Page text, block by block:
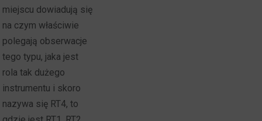
miejscu dowiadują się
na czym właściwie
polegają obserwacje
tego typu, jaka jest
rola tak dużego
instrumentu i skoro
nazywa się RT4, to